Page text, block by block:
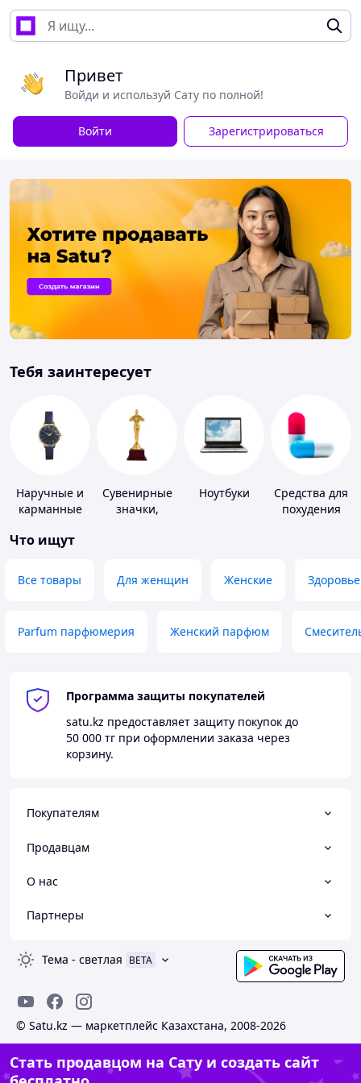
Привет
Войди и используй Сату по полной!
Войти Зарегистрироваться
Тебя заинтересует
Наручные и
карманные
Сувенирные
значки,
Ноутбуки
Средства для
похудения
Что ищут
Все товары Для женщин Женские Здоровье
Parfum парфюмерия Женский парфюм
Программа защиты покупателей
satu.kz предоставляет защиту покупок до
50 000 тг при оформлении заказа через
корзину.
Покупателям
Продавцам
О нас
Партнеры
Тема - светлая BETA
© Satu.kz — маркетплейс Казахстана, 2008-2026
Стать продавцом на Сату и создать сайт